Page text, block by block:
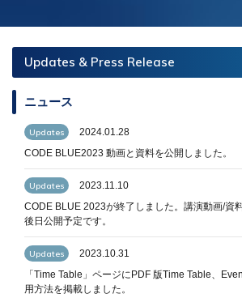
Updates & Press Release
ニュース
Updates
2024.01.28
CODE BLUE2023 動画と資料を公開しました。
Updates
2023.11.10
CODE BLUE 2023が終了しました。講演動画/資
後日公開予定です。
Updates
2023.10.31
「Time Table」ページにPDF 版Time Table、
用方法を掲載しました。